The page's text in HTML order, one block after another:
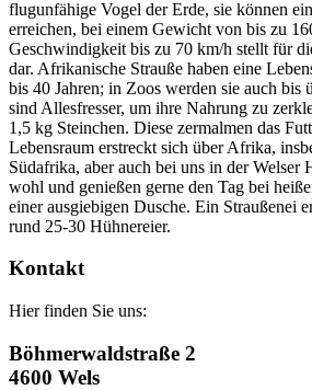
flugunfähige Vogel der Erde, sie können
erreichen, bei einem Gewicht von bis zu
Geschwindigkeit bis zu 70 km/h stellt für
dar. Afrikanische Strauße haben eine
bis 40 Jahren; in Zoos werden sie auch bis
sind Allesfresser, um ihre Nahrung zu
1,5 kg Steinchen. Diese zermalmen das
Lebensraum erstreckt sich über Afrika,
Südafrika, aber auch bei uns in der Welser
wohl und genießen gerne den Tag bei
einer ausgiebigen Dusche. Ein Straußenei
rund 25-30 Hühnereier.
Kontakt
Hier finden Sie uns:
Böhmerwaldstraße 2
4600 Wels